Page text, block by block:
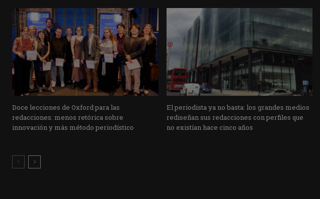
Doce lecciones de Oxford para las
redacciones: menos retórica sobre
innovación y más método periodístico
El periodista ya no basta: los grandes medios
rediseñan sus redacciones con perfiles que
no existían hace cinco años